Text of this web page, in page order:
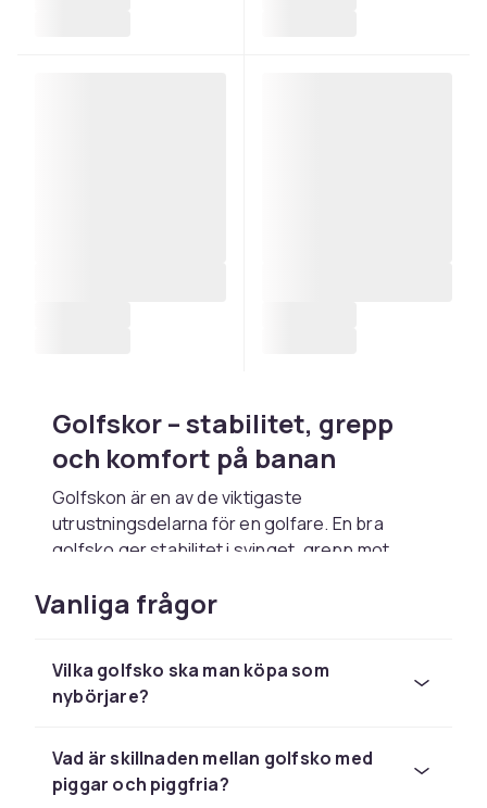
Golfskor – stabilitet, grepp
och komfort på banan
Golfskon är en av de viktigaste
utrustningsdelarna för en golfare. En bra
golfsko ger stabilitet i svinget, grepp mot
under en runda på 18 hål som kan innebära upp
till 8 km gång. Hos CDON hittar du golfskor för
varianter.
Rätt sko förbättrar din balans och kraft vid
under hela rundan.
Vanliga frågor
Vilka golfsko ska man köpa som
nybörjare?
Vad är skillnaden mellan golfsko med
piggar och piggfria?